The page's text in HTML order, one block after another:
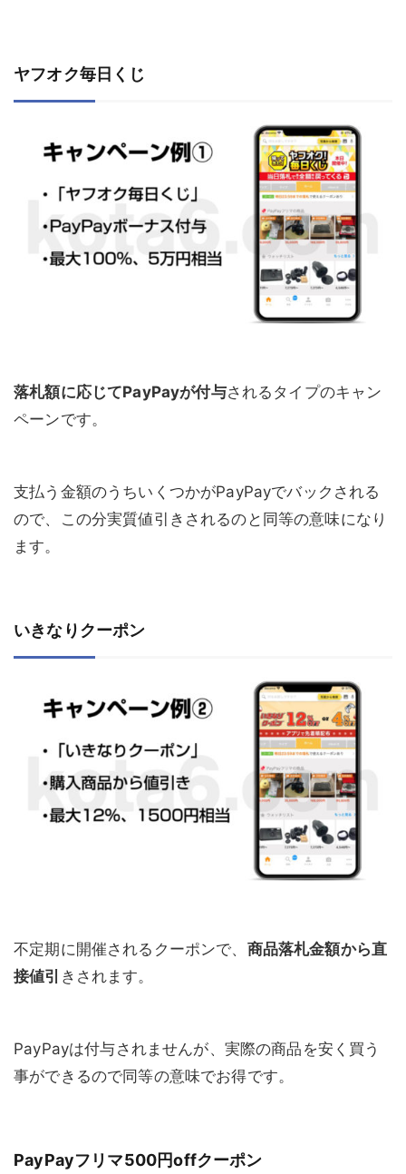
ヤフオク毎日くじ
落札額に応じてPayPayが付与されるタイプのキャン
ペーンです。
支払う金額のうちいくつかがPayPayでバックされる
ので、この分実質値引きされるのと同等の意味になり
ます。
いきなりクーポン
不定期に開催されるクーポンで、 商品落札金額から直
接値引 きされます。
PayPayは付与されませんが、実際の商品を安く買う
事ができるので同等の意味でお得です。
PayPayフリマ500円offクーポン